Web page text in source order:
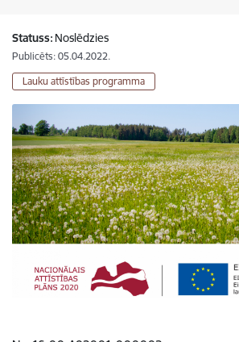
Statuss: Noslēdzies
Publicēts: 05.04.2022.
Lauku attīstības programma